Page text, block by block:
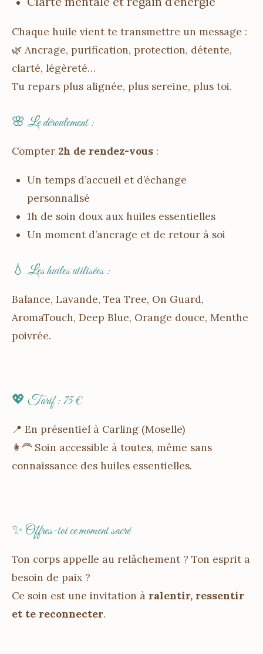
Chaque huile vient te transmettre un message :
🌿 Ancrage, purification, protection, détente,
clarté, légèreté…
Tu repars plus alignée, plus sereine, plus toi.
🌸 Le déroulement :
Compter 2h de rendez-vous :
Un temps d’accueil et d’échange
personnalisé
1h de soin doux aux huiles essentielles
Un moment d’ancrage et de retour à soi
💧 Les huiles utilisées :
Balance, Lavande, Tea Tree, On Guard,
AromaTouch, Deep Blue, Orange douce, Menthe
poivrée.
💖 Tarif : 75 €
📍 En présentiel à Carling (Moselle)
👩‍🦰 Soin accessible à toutes, même sans
connaissance des huiles essentielles.
✨ Offres-toi ce moment sacré
Ton corps appelle au relâchement ? Ton esprit a
besoin de paix ?
Ce soin est une invitation à ralentir, ressentir
et te reconnecter.